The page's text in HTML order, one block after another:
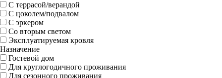
С террасой/верандой
С цоколем/подвалом
С эркером
Со вторым светом
Эксплуатируемая кровля
Назначение
Гостевой дом
Для круглогодичного проживания
Для сезонного проживания